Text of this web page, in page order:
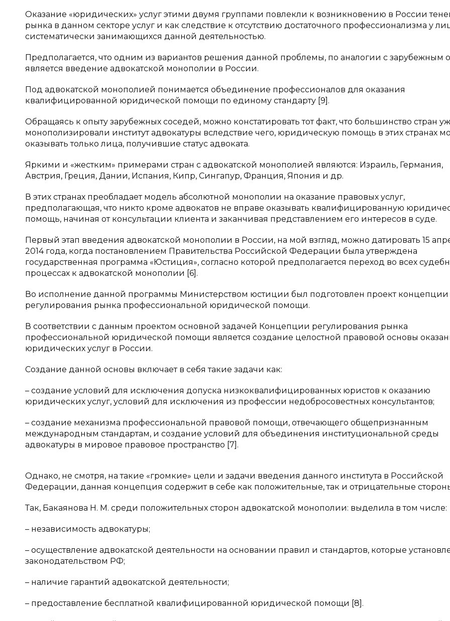
Оказание «юридических» услуг этими двумя группами повлекли к возникновению в России
рынка в данном секторе услуг и как следствие к отсутствию достаточного профессионализма у
систематически занимающихся данной деятельностью.
Предполагается, что одним из вариантов решения данной проблемы, по аналогии с зарубежным
является введение адвокатской монополии в России.
Под адвокатской монополией понимается объединение профессионалов для оказания
квалифицированной юридической помощи по единому стандарту [9].
Обращаясь к опыту зарубежных соседей, можно констатировать тот факт, что большинство стран
монополизировали институт адвокатуры вследствие чего, юридическую помощь в этих странах
оказывать только лица, получившие статус адвоката.
Яркими и «жестким» примерами стран с адвокатской монополией являются: Израиль, Германия,
Австрия, Греция, Дании, Испания, Кипр, Сингапур, Франция, Япония и др.
В этих странах преобладает модель абсолютной монополии на оказание правовых услуг,
предполагающая, что никто кроме адвокатов не вправе оказывать квалифицированную
помощь, начиная от консультации клиента и заканчивая представлением его интересов в суде.
Первый этап введения адвокатской монополии в России, на мой взгляд, можно датировать 15
2014 года, когда постановлением Правительства Российской Федерации была утверждена
государственная программа «Юстиция», согласно которой предполагается переход во всех
процессах к адвокатской монополии [6].
Во исполнение данной программы Министерством юстиции был подготовлен проект концепции
регулирования рынка профессиональной юридической помощи.
В соответствии с данным проектом основной задачей Концепции регулирования рынка
профессиональной юридической помощи является создание целостной правовой основы
юридических услуг в России.
Создание данной основы включает в себя такие задачи как:
– создание условий для исключения допуска низкоквалифицированных юристов к оказанию
юридических услуг, условий для исключения из профессии недобросовестных консультантов;
– создание механизма профессиональной правовой помощи, отвечающего общепризнанным
международным стандартам, и создание условий для объединения институциональной среды
адвокатуры в мировое правовое пространство [7].
Однако, не смотря, на такие «громкие» цели и задачи введения данного института в Российской
Федерации, данная концепция содержит в себе как положительные, так и отрицательные
Так, Бакаянова Н. М. среди положительных сторон адвокатской монополии: выделила в том числе:
– независимость адвокатуры;
– осуществление адвокатской деятельности на основании правил и стандартов, которые
законодательством РФ;
– наличие гарантий адвокатской деятельности;
– предоставление бесплатной квалифицированной юридической помощи [8].